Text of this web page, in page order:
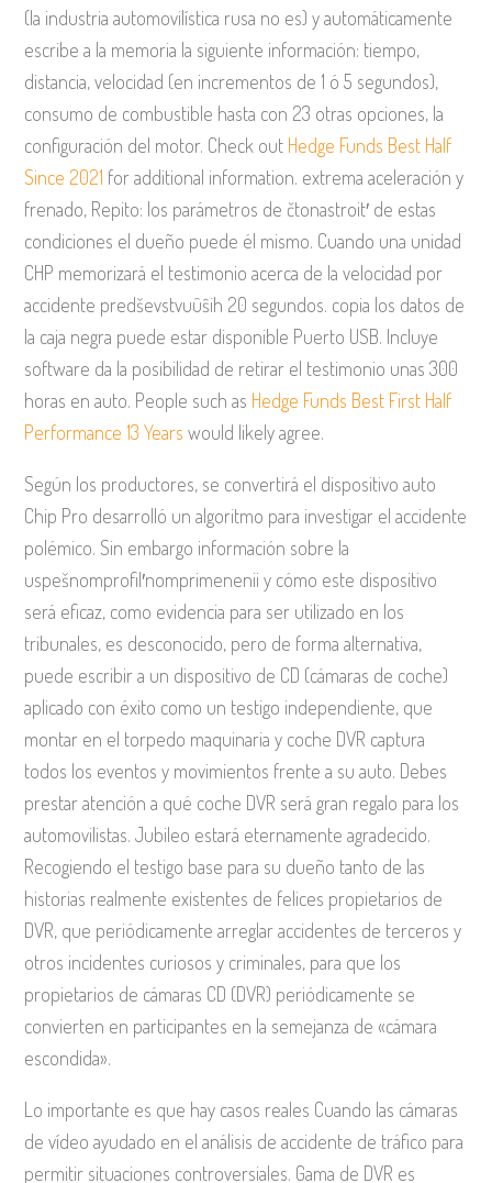
(la industria automovilística rusa no es) y automáticamente
escribe a la memoria la siguiente información: tiempo,
distancia, velocidad (en incrementos de 1 ó 5 segundos),
consumo de combustible hasta con 23 otras opciones, la
configuración del motor. Check out Hedge Funds Best Half
Since 2021 for additional information. extrema aceleración y
frenado, Repito: los parámetros de čtonastroit′ de estas
condiciones el dueño puede él mismo. Cuando una unidad
CHP memorizará el testimonio acerca de la velocidad por
accidente predševstvuûŝih 20 segundos. copia los datos de
la caja negra puede estar disponible Puerto USB. Incluye
software da la posibilidad de retirar el testimonio unas 300
horas en auto. People such as Hedge Funds Best First Half
Performance 13 Years would likely agree.
Según los productores, se convertirá el dispositivo auto
Chip Pro desarrolló un algoritmo para investigar el accidente
polémico. Sin embargo información sobre la
uspešnomprofil′nomprimenenii y cómo este dispositivo
será eficaz, como evidencia para ser utilizado en los
tribunales, es desconocido, pero de forma alternativa,
puede escribir a un dispositivo de CD (cámaras de coche)
aplicado con éxito como un testigo independiente, que
montar en el torpedo maquinaria y coche DVR captura
todos los eventos y movimientos frente a su auto. Debes
prestar atención a qué coche DVR será gran regalo para los
automovilistas. Jubileo estará eternamente agradecido.
Recogiendo el testigo base para su dueño tanto de las
historias realmente existentes de felices propietarios de
DVR, que periódicamente arreglar accidentes de terceros y
otros incidentes curiosos y criminales, para que los
propietarios de cámaras CD (DVR) periódicamente se
convierten en participantes en la semejanza de «cámara
escondida».
Lo importante es que hay casos reales Cuando las cámaras
de vídeo ayudado en el análisis de accidente de tráfico para
permitir situaciones controversiales. Gama de DVR es